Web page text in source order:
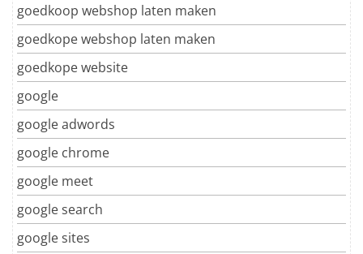
goedkoop webshop laten maken
goedkope webshop laten maken
goedkope website
google
google adwords
google chrome
google meet
google search
google sites